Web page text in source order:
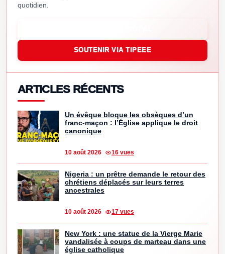
quotidien.
SOUTENIR VIA TIPEEE
ARTICLES RÉCENTS
Un évêque bloque les obsèques d’un
franc-maçon : l’Église applique le droit
canonique
10 août 2026 16 vues
Nigeria : un prêtre demande le retour des
chrétiens déplacés sur leurs terres
ancestrales
10 août 2026 17 vues
New York : une statue de la Vierge Marie
vandalisée à coups de marteau dans une
église catholique